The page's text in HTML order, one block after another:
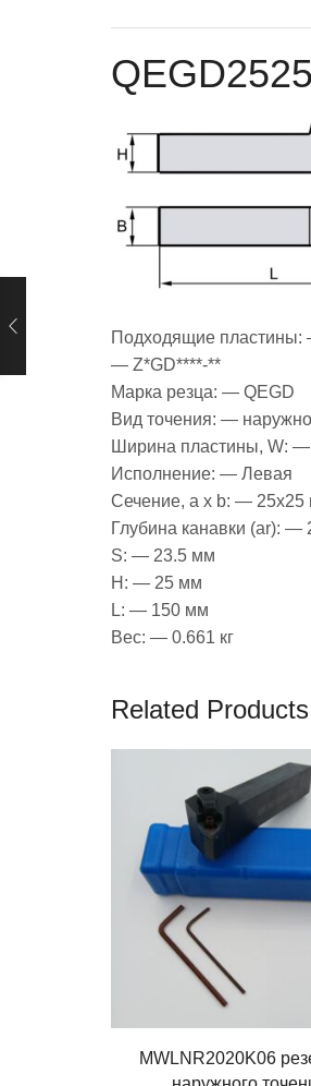
Подходящие пластины:
— Z*GD****-**
Марка резца: — QEGD
Вид точения: —
Ширина пластины, W:
Исполнение: — Левая
Сечение, a x b: — 25х25
Глубина канавки (ar): —
S: — 23.5 мм
H: — 25 мм
L: — 150 мм
Вес: — 0.661 кг
Related Products
MWLNR2020K06